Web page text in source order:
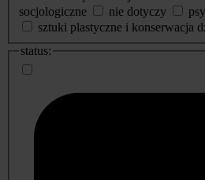
socjologiczne
nie dotyczy
sztuki plastyczne i konserwacja
status: